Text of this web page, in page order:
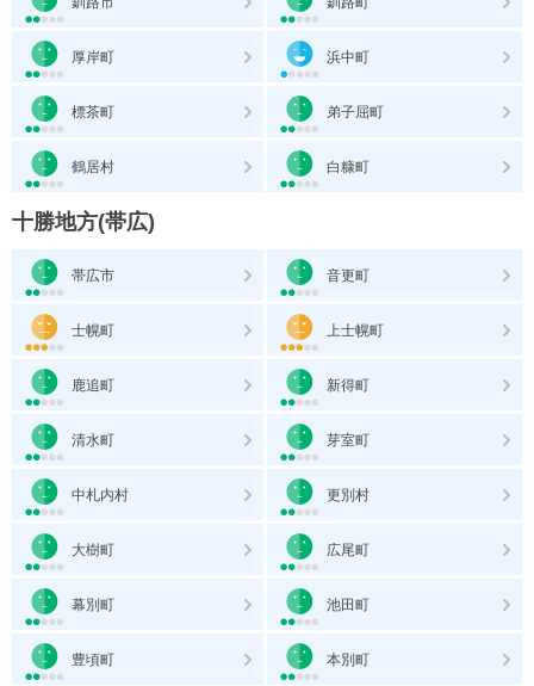
厚岸町 浜中町
標茶町 弟子屈町
鶴居村 白糠町
十勝地方(帯広)
帯広市 音更町
士幌町 上士幌町
鹿追町 新得町
清水町 芽室町
中札内村 更別村
大樹町 広尾町
幕別町 池田町
豊頃町 本別町